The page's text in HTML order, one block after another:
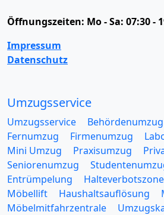
Öffnungszeiten: Mo - Sa: 07:30 -
Impressum
Datenschutz
Umzugsservice
Umzugsservice Behördenumzug
Fernumzug
Firmenumzug
Mini Umzug
Praxisumzug
Seniorenumzug
Entrümpelung
Halteverbotszone
Möbellift
Haushaltsauflösung
Möbelmitfahrzentrale